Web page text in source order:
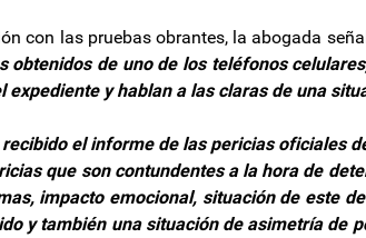
con las pruebas obrantes, la abogada
obtenidos de uno de los teléfonos
expediente y hablan a las claras de una
recibido el informe de las pericias oficiales
que son contundentes a la hora de
impacto emocional, situación de este
y también una situación de asimetría de